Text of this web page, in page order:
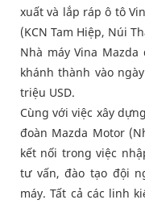
xuất và lắp ráp ô tô
(KCN Tam Hiệp, Núi
Nhà máy Vina
khánh thành vào
triệu USD.
Cùng với việc xây
đoàn Mazda Motor
kết nối trong việc
tư vấn, đào tạo đội
máy. Tất cả các linh